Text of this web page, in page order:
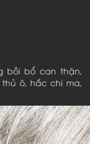
bồi bổ can thận,
ô, hắc chi ma,